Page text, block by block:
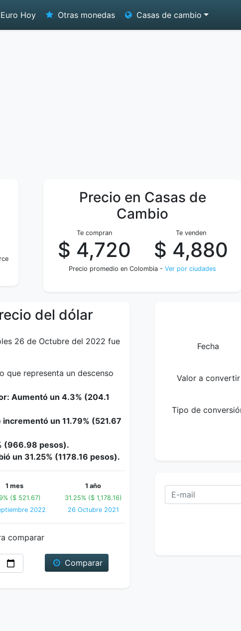
Euro Hoy Otras monedas Casas de cambio
Precio en Casas de
Cambio
Te compran
$ 4,720
Te venden
$ 4,880
Precio promedio en Colombia - Ver por ciudades
del dólar
26 de Octubre del 2022 fue
que representa un descenso
Aumentó un 4.3% (204.1
un 11.79% (521.67
(966.98 pesos).
un 31.25% (1178.16 pesos).
1 mes
($ 521.67)
2022
1 año
31.25% ($ 1,178.16)
26 Octubre 2021
comparar
Comparar
Fecha
Valor a convertir
Tipo de